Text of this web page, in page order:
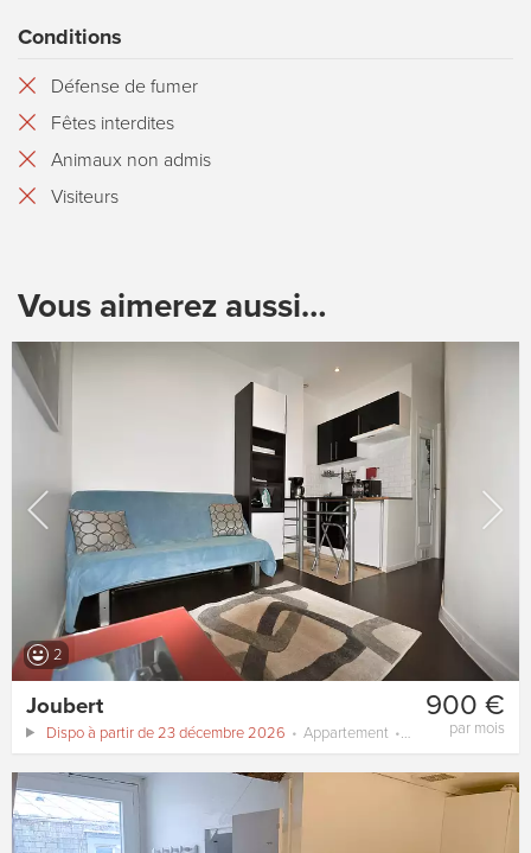
Conditions
Défense de fumer
Fêtes interdites
Animaux non admis
Visiteurs
Vous aimerez aussi…
2
900 €
par mois
Joubert
Dispo à partir de 23 décembre 2026 Appartement 13 m²